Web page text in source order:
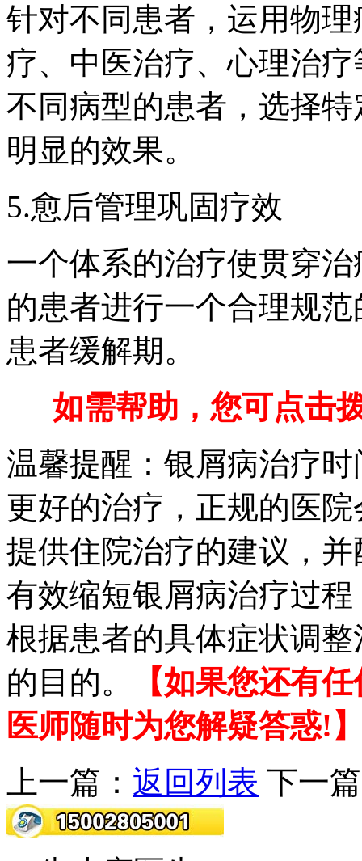
针对不同患者，运用物
疗、中医治疗、心理治
不同病型的患者，选择
明显的效果。
5.愈后管理巩固疗效
一个体系的治疗使贯穿
的患者进行一个合理规
患者缓解期。
如需帮助，您可点击
温馨提醒：银屑病治疗
更好的治疗，正规的医
提供住院治疗的建议，
有效缩短银屑病治疗过
根据患者的具体症状调
的目的。
【如果您还有
医师随时为您解疑答惑!
上一篇： 返回列表 下一